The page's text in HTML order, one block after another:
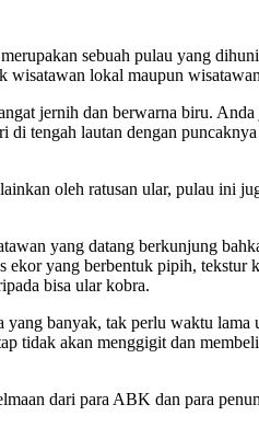
sebuah pulau yang
wisatawan lokal maupun
jernih dan berwarna biru.
tengah lautan dengan
oleh ratusan ular, pulau ini
yang datang berkunjung
yang berbentuk pipih, tekstur
bisa ular kobra.
banyak, tak perlu waktu lama
tidak akan menggigit dan
dari para ABK dan para